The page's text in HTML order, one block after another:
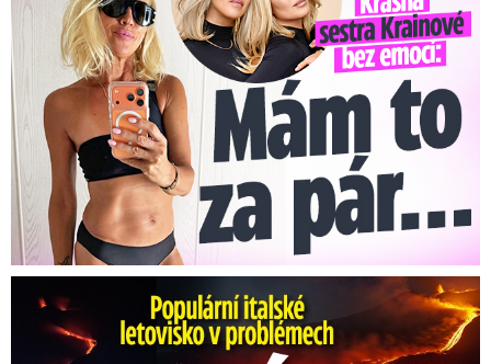
Erupce sicilské sopky Etny: Ruší desítky letů